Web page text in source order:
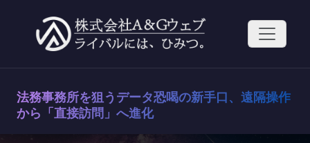
へ
法務事務所を狙うデータ恐喝の新手口、遠隔操作
から「直接訪問」へ進化